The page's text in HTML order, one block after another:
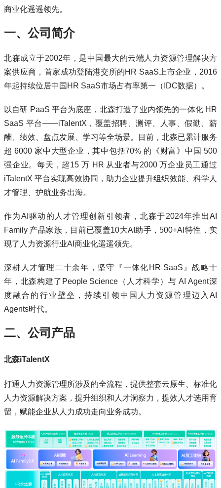
商业化遥遥领先。
一、公司简介
北森成立于2002年，是中国最大的云端人力资源管理解决方
案供应商，首家成功登陆港交所的HR SaaS上市企业，2016
年起持续位居中国HR SaaS市场占有率第一（IDC数据）。
以自研 PaaS 平台为底座，北森打造了业内领先的一体化 HR
SaaS 平台——iTalentX，覆盖招聘、测评、人事、假勤、薪
酬、绩效、盘点发展、学习等全场景。目前，北森已累计服务
超 6000 家中大型企业，其中包括70% 的《财富》中国 500
强企业。每天，超15 万 HR 从业者与2000 万企业员工通过
iTalentX 平台实现高效协同，助力企业提升组织效能、科学人
才管理、护航业务出海。
作为AI驱动的人才管理创新引领者，北森于2024年推出AI
Family 产品家族，目前已覆盖10大AI助手，500+AI特性，实
现了人力资源行业AI商业化遥遥领先。
深耕人才管理二十余年，坚守『一体化HR SaaS』战略十
年，北森构建了People Science（人才科学）与 AI Agent深
度融合的行业壁垒，持续引领中国人力资源管理迈入AI
Agents时代。
二、公司产品
北森iTalentX
打通人力资源管理所涉及的全流程，提供整套云原生、标准化
人力资源解决方案，提升组织和人才洞察力，提效人才选用育
留，赋能企业从人力成功走向业务成功。